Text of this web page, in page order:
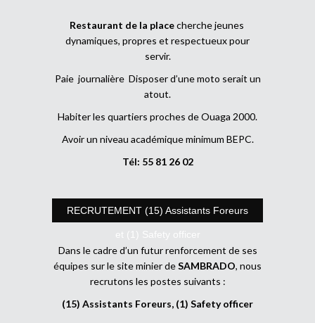
Restaurant de la placecherche jeunes
dynamiques, propres et respectueux pour
servir.
Paie journalière Disposer d’une moto serait un
atout.
Habiter les quartiers proches de Ouaga 2000.
Avoir un niveau académique minimum BEPC.
Tél: 55 81 26 02
RECRUTEMENT (15) Assistants Foreurs
et (1) Safety officer
Dans le cadre d’un futur renforcement de ses
équipes sur le site minier deSAMBRADO, nous
recrutons les postes suivants :
(15) Assistants Foreurs, (1) Safety officer